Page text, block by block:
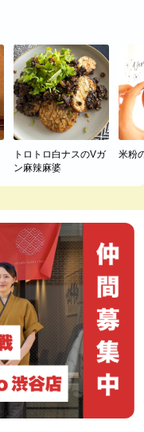
トロトロ白ナスのVガ
ン麻辣麻婆
米粉